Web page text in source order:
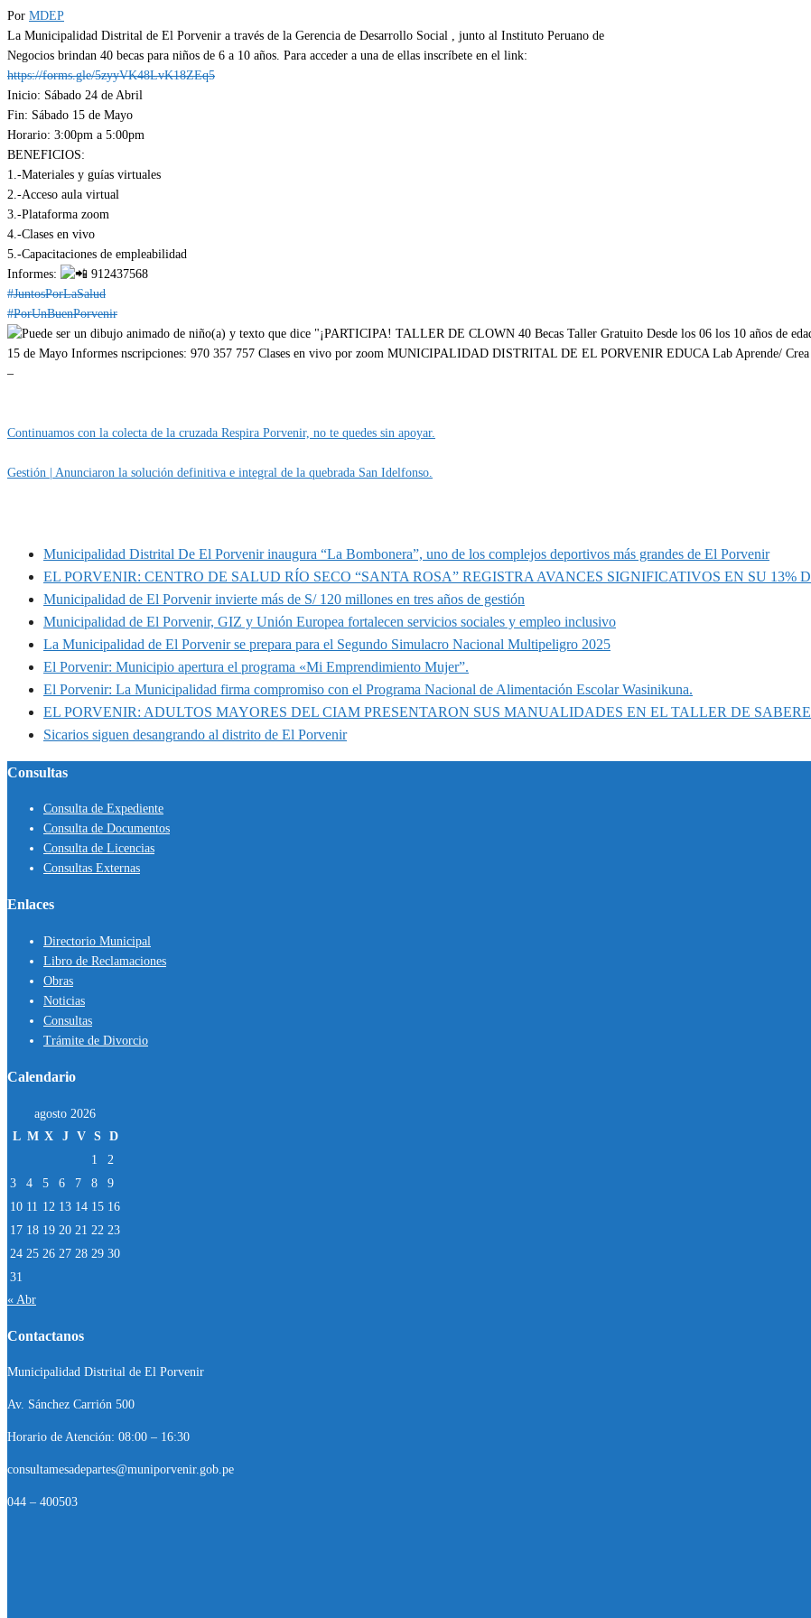
Por MDEP
La Municipalidad Distrital de El Porvenir a través de la Gerencia de Desarrollo Social , junto al Instituto Peruano de
Negocios brindan 40 becas para niños de 6 a 10 años. Para acceder a una de ellas inscríbete en el link:
https://forms.gle/5zyyVK48LvK18ZEq5
Inicio: Sábado 24 de Abril
Fin: Sábado 15 de Mayo
Horario: 3:00pm a 5:00pm
BENEFICIOS:
1.-Materiales y guías virtuales
2.-Acceso aula virtual
3.-Plataforma zoom
4.-Clases en vivo
5.-Capacitaciones de empleabilidad
Informes:
912437568
#JuntosPorLaSalud
#PorUnBuenPorvenir
–
Continuamos con la colecta de la cruzada Respira Porvenir, no te quedes sin apoyar.
Gestión | Anunciaron la solución definitiva e integral de la quebrada San Idelfonso.
Municipalidad Distrital De El Porvenir inaugura “La Bombonera”, uno de los complejos deportivos más grandes de El Porvenir
EL PORVENIR: CENTRO DE SALUD RÍO SECO “SANTA ROSA” REGISTRA AVANCES SIGNIFICATIVOS EN SU 13%
Municipalidad de El Porvenir invierte más de S/ 120 millones en tres años de gestión
Municipalidad de El Porvenir, GIZ y Unión Europea fortalecen servicios sociales y empleo inclusivo
La Municipalidad de El Porvenir se prepara para el Segundo Simulacro Nacional Multipeligro 2025
El Porvenir: Municipio apertura el programa «Mi Emprendimiento Mujer”.
El Porvenir: La Municipalidad firma compromiso con el Programa Nacional de Alimentación Escolar Wasinikuna.
EL PORVENIR: ADULTOS MAYORES DEL CIAM PRESENTARON SUS MANUALIDADES EN EL TALLER DE
Sicarios siguen desangrando al distrito de El Porvenir
Consultas
Consulta de Expediente
Consulta de Documentos
Consulta de Licencias
Consultas Externas
Enlaces
Directorio Municipal
Libro de Reclamaciones
Obras
Noticias
Consultas
Trámite de Divorcio
Calendario
agosto 2026
L M X J V S D
1
2
3
4 5 6 7 8
9
10 11 12 13 14 15 16
17 18 19 20 21 22 23
24 25 26 27 28 29 30
31
« Abr
Contactanos
Municipalidad Distrital de El Porvenir
Av. Sánchez Carrión 500
Horario de Atención: 08:00 – 16:30
consultamesadepartes@muniporvenir.gob.pe
044 – 400503